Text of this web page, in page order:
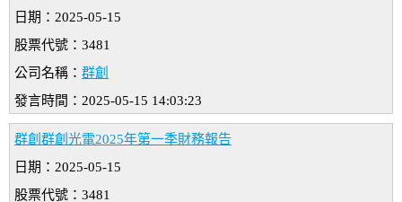
日期：2025-05-15
股票代號：3481
公司名稱： 群創
發言時間：2025-05-15 14:03:23
群創群創光電2025年第一季財務報告
日期：2025-05-15
股票代號：3481